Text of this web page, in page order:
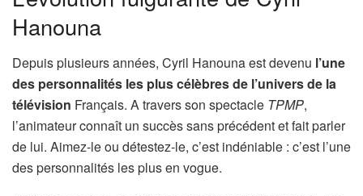
Hanouna
Depuis plusieurs années, Cyril Hanouna est devenu l’une
des personnalités les plus célèbres de l’univers de la
télévision Français. A travers son spectacle TPMP,
l’animateur connaît un succès sans précédent et fait parler
de lui. Aimez-le ou détestez-le, c’est indéniable : c’est l’une
des personnalités les plus en vogue.